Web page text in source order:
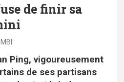
de finir sa
Ping, vigoureusement
de ses partisans